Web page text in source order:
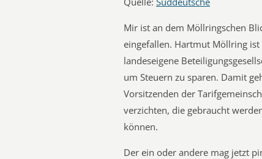
Mir ist an dem Möllringschen
eingefallen. Hartmut Möllring
landeseigene
um Steuern zu sparen. Damit
Vorsitzenden der
verzichten, die gebraucht
können.
Der ein oder andere mag jetzt